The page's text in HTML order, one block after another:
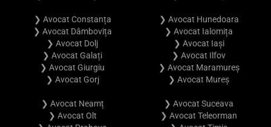
❯ Avocat Constanța
❯ Avocat Dâmbovița
❯ Avocat Dolj
❯ Avocat Galați
❯ Avocat Giurgiu
❯ Avocat Gorj
❯ Avocat Hunedoara
❯ Avocat Ialomița
❯ Avocat Iași
❯ Avocat Ilfov
❯ Avocat Maramureș
❯ Avocat Mureș
❯ Avocat Neamț
❯ Avocat Olt
❯ Avocat Suceava
❯ Avocat Teleorman